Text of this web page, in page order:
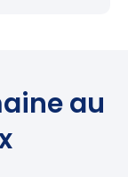
au